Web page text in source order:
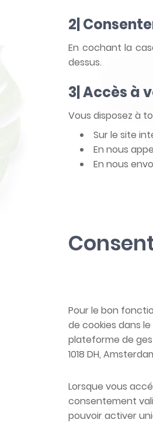
2|
En cochant la
dessus.
3| Accès à
Vous disposez à
Sur le site
En nous
En nous
Pour le bon
de cookies dans
plateforme de
1018 DH,
Lorsque vous
consentement
pouvoir activer